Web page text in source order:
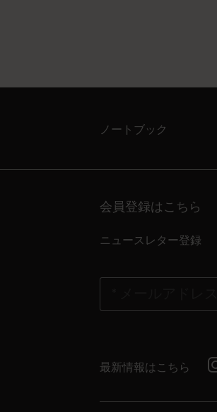
ノートブック
会員登録はこちら
ニュースレター登録
最新情報はこちら